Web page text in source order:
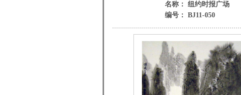
名称： 纽约时报广场
编号： BJ11-050